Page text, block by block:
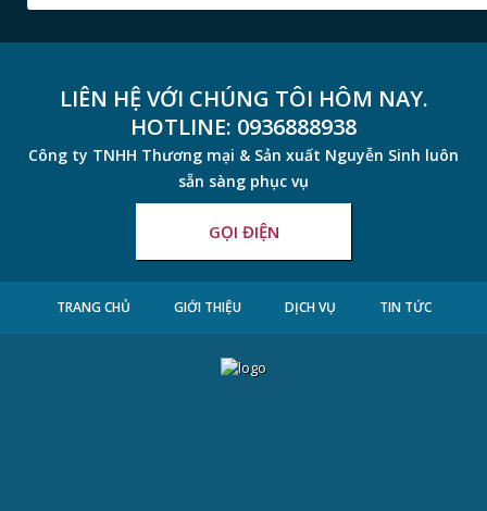
GỌI ĐIỆN
LIÊN HỆ VỚI CHÚNG TÔI HÔM NAY.
HOTLINE: 0936888938
Công ty TNHH Thương mại & Sản xuất Nguyễn Sinh luôn
sẵn sàng phục vụ
TRANG CHỦ GIỚI THIỆU DỊCH VỤ TIN TỨC
LIÊN HỆ